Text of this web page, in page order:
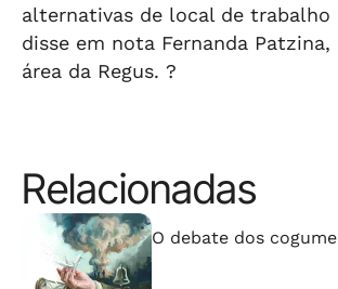
alternativas de local de trabalho
disse em nota Fernanda
área da Regus. ?
Relacionadas
O debate dos